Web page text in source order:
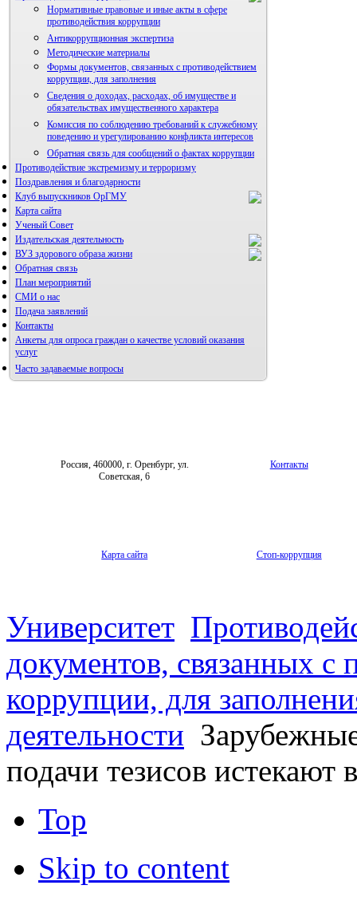
Нормативные правовые и иные акты в сфере
противодействия коррупции
Антикоррупционная экспертиза
Методические материалы
Формы документов, связанных с противодействием
коррупции, для заполнения
Сведения о доходах, расходах, об имуществе и
обязательствах имущественного характера
Комиссия по соблюдению требований к служебному
поведению и урегулированию конфликта интересов
Обратная связь для сообщений о фактах коррупции
Противодействие экстремизму и терроризму
Поздравления и благодарности
Клуб выпускников ОрГМУ
Карта сайта
Ученый Совет
Издательская деятельность
Альманах молодой науки
ВУЗ здорового образа жизни
Фотогалерея
Обратная связь
План мероприятий
СМИ о нас
Подача заявлений
Контакты
Анкеты для опроса граждан о качестве условий оказания
услуг
Часто задаваемые вопросы
Россия, 460000, г. Оренбург, ул.
Советская, 6
Контакты
Карта сайта Стоп-коррупция
Университет
документов, связанных с
коррупции, для
деятельности
подачи тезисов истекают
Top
Skip to content